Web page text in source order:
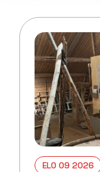
ELO 09 2026